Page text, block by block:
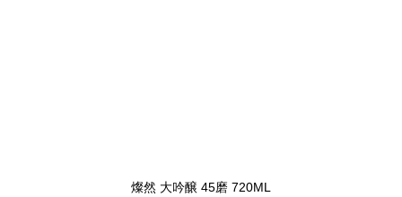
燦然 大吟醸 45磨 720ML